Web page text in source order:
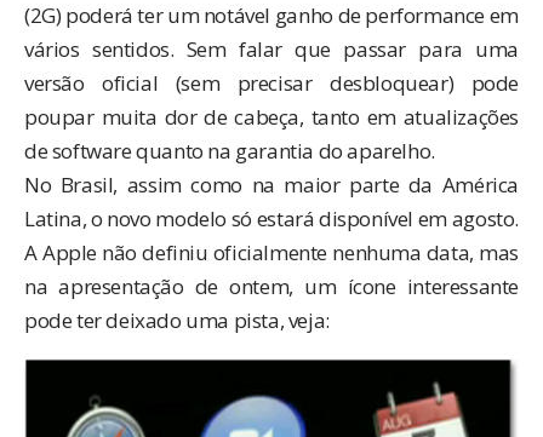
(2G) poderá ter um notável ganho de performance em
vários sentidos. Sem falar que passar para uma
versão oficial (sem precisar desbloquear) pode
poupar muita dor de cabeça, tanto em atualizações
de software quanto na garantia do aparelho.
No Brasil, assim como na maior parte da América
Latina, o novo modelo só estará disponível em agosto.
A Apple não definiu oficialmente nenhuma data, mas
na apresentação de ontem, um ícone interessante
pode ter deixado uma pista, veja: